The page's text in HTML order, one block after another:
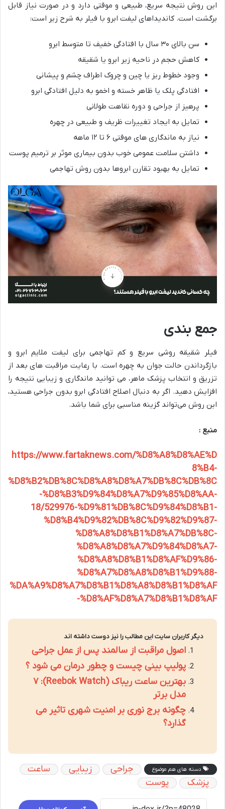
این روش نتیجه سریع، طبیعی و موقتی دارد و در صورت نیاز قابل
برگشت است. کاندیداهای لیفت ابرو با فیلر به شرح زیر است:
سن بالای ۳۰ سال با افتادگی خفیف تا متوسط ابرو
کاهش حجم در ناحیه زیر ابرو یا شقیقه
وجود خطوط ریز یا چین و چروک اطراف چشم و پیشانی
افتادگی پلک یا ظاهر خسته و اخمو به دلیل افتادگی ابرو
پرهیز از جراحی و دوره نقاهت طولانی
تمایل به ایجاد تغییرات ظریف و طبیعی در چهره
نیاز به ماندگاری های موقتی ۶ تا ۱۲ ماهه
داشتن سلامت عمومی خوب بدون بیماری موثر بر ترمیم پوست
تمایل به بهبود تقارن ابروها بدون روش تهاجمی
جمع بندی
فیلر شقیقه روشی سریع و کم تهاجمی برای لیفت ملایم ابرو و
بازگرداندن حالت جوان به چهره است. با رعایت مراقبت های بعد از
تزریق و انتخاب پزشک ماهر، می توانید ماندگاری و زیبایی نتیجه را
افزایش دهید. اگر به دنبال اصلاح افتادگی ابرو بدون جراحی هستید،
این روش می‌تواند گزینه مناسبی برای شما باشد.
منبع :
https://www.fartaknews.com/%D8%A8%D8%AE%D
8%B4-
%D8%B2%DB%8C%D8%A8%D8%A7%DB%8C%DB%8C
-%D8%B3%D9%84%D8%A7%D9%85%D8%AA-
18/529976-%D9%81%DB%8C%D9%84%D8%B1-
%D8%B4%D9%82%DB%8C%D9%82%D9%87-
%D8%A8%D8%B1%D8%A7%DB%8C-
%D8%A8%D8%A7%D9%84%D8%A7-
%D8%A8%D8%B1%D8%AF%D9%86-
%D8%A7%D8%A8%D8%B1%D9%88-
%DA%A9%D8%A7%D8%B1%D8%A8%D8%B1%D8%AF
-%D8%AF%D8%A7%D8%B1%D8%AF
دیگر کاربران سایت این مطالب را نیز دوست داشته اند
اصول مراقبت از سالمند پس از عمل جراحی
پولیپ بینی چیست و چطور درمان می شود ؟
بهترین ساعت ریباک (Reebok Watch): ۷
مدل برتر
چگونه برج نوری بر امنیت شهری تاثیر می
گذارد؟
دسته های هم موضوع جراحی زیبایی
ساعت
پزشک
پوست